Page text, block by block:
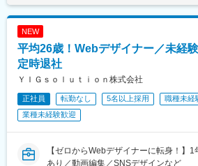
都)、本郷三丁目駅、茅場町駅、新代田
川県)、馬車道駅、蒲生駅、栄町駅(千
駅、西黒崎駅、八千代町駅、二本木口
橋駅、桜島桟橋通駅
大森駅(東京都)、下丸子駅、清澄白河
駅、町屋駅前駅、東十条駅、五反野駅、
田無駅、東久留米駅、小平駅、武蔵境
ノレール・ＡＮＡ利用)、松陰神社前駅
橋本町駅、新木場駅、綾瀬駅、横浜駅、
南台駅、海老名駅(相鉄・小田急)、相
高島駅、青葉台駅、センター南駅、新
NEW
平均26歳！Webデザイナー／未経
定時退社
ＹＩＧｓｏｌｕｔｉｏｎ株式会社
正社員 転勤なし 5名以上採用
職種未経
業種未経験歓迎
【ゼロからWebデザイナーに転身！】
あり／動画編集／SNSデザインなど